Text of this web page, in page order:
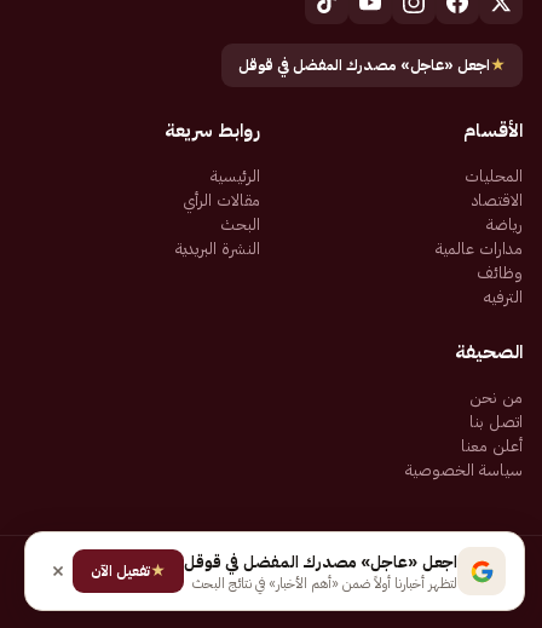
★اجعل «عاجل» مصدرك المفضل في قوقل
الأقسام
المحليات
الاقتصاد
رياضة
مدارات عالمية
وظائف
الترفيه
روابط سريعة
الرئيسية
مقالات الرأي
البحث
النشرة البريدية
الصحيفة
من نحن
اتصل بنا
أعلن معنا
سياسة الخصوصية
جميع الحقوق محفوظة لـ شركة إيجاز للنشر الإلكتروني المالكة لصحيفة عاجل
سياسة الخصوصيةشروط الاستخدام
اجعل «عاجل» مصدرك المفضل في قوقل
لتظهر أخبارنا أولاً ضمن «أهم الأخبار» في نتائج البحث
★تفعيل الآن